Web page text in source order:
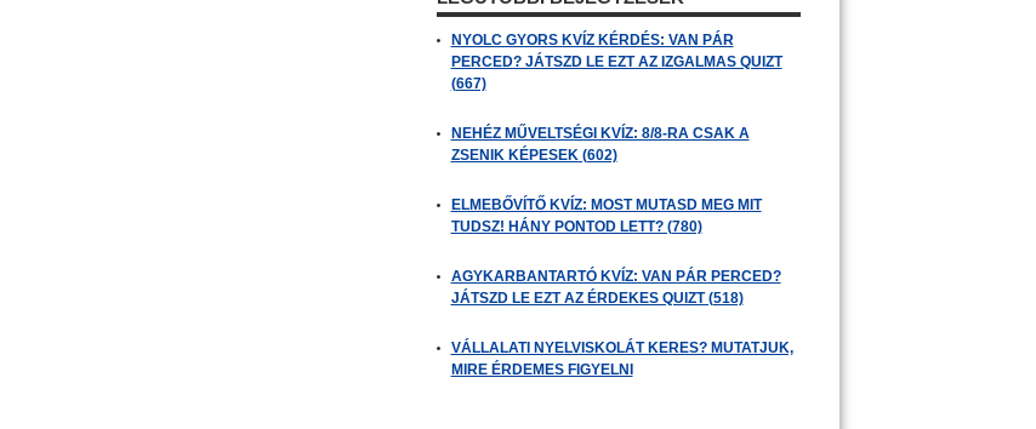
NYOLC GYORS KVÍZ KÉRDÉS: VAN PÁR
PERCED? JÁTSZD LE EZT AZ IZGALMAS QUIZT
(667)
NEHÉZ MŰVELTSÉGI KVÍZ: 8/8-RA CSAK A
ZSENIK KÉPESEK (602)
ELMEBŐVÍTŐ KVÍZ: MOST MUTASD MEG MIT
TUDSZ! HÁNY PONTOD LETT? (780)
AGYKARBANTARTÓ KVÍZ: VAN PÁR PERCED?
JÁTSZD LE EZT AZ ÉRDEKES QUIZT (518)
VÁLLALATI NYELVISKOLÁT KERES? MUTATJUK,
MIRE ÉRDEMES FIGYELNI